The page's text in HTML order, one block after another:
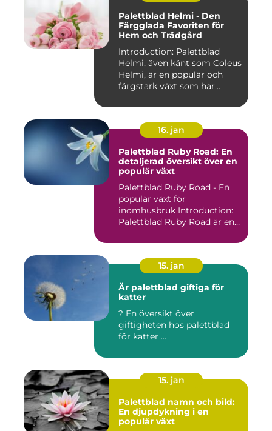
Palettblad Helmi - Den
Färgglada Favoriten för
Hem och Trädgård
Introduction: Palettblad
Helmi, även känt som Coleus
Helmi, är en populär och
färgstark växt som har...
16. jan
Palettblad Ruby Road: En
detaljerad översikt över en
populär växt
Palettblad Ruby Road - En
populär växt för
inomhusbruk Introduction:
Palettblad Ruby Road är en
15. jan
Är palettblad giftiga för
katter
? En översikt över
giftigheten hos palettblad
för katter ...
15. jan
Palettblad namn och bild:
En djupdykning i en
populär växt